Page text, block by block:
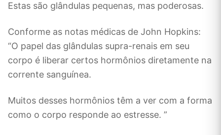
Estas são glândulas pequenas, mas poderosas.
Conforme as notas médicas de John Hopkins:
“O papel das glândulas supra-renais em seu
corpo é liberar certos hormônios diretamente na
corrente sanguínea.
Muitos desses hormônios têm a ver com a forma
como o corpo responde ao estresse. ”